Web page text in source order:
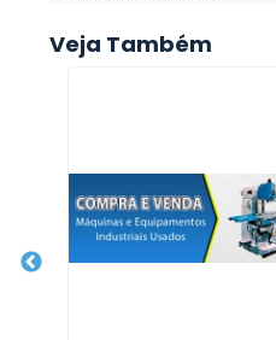
Veja Também